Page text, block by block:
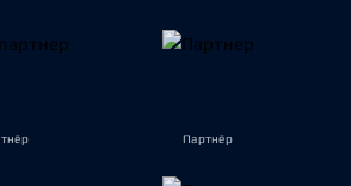
Партнёр